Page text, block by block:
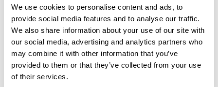
We use cookies to personalise content and ads, to
provide social media features and to analyse our traffic.
We also share information about your use of our site with
our social media, advertising and analytics partners who
may combine it with other information that you’ve
provided to them or that they’ve collected from your use
of their services.
Soyez le premier à ajouter un avis !
Ajouter un avis